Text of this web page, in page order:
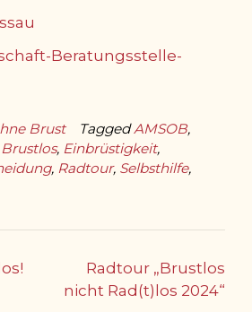
Beratungsstelle-
Brust TaggedAMSOB,
Brustlos, Einbrüstigkeit,
, Radtour, Selbsthilfe,
Radtour „Brustlos
nicht Rad(t)los 2024“